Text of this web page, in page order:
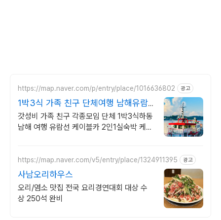
https://map.naver.com/p/entry/place/1016636802 광고
1박3식 가족 친구 단체여행 남해유람
선타고 케이블카도타고
갓성비 가족 친구 각종모임 단체 1박3식하동
남해 여행 유람선 케이블카 2인1실숙박 케이
와인
https://map.naver.com/v5/entry/place/1324911395 광고
사남오리하우스
오리/염소 맛집 전국 요리경연대회 대상 수
상 250석 완비